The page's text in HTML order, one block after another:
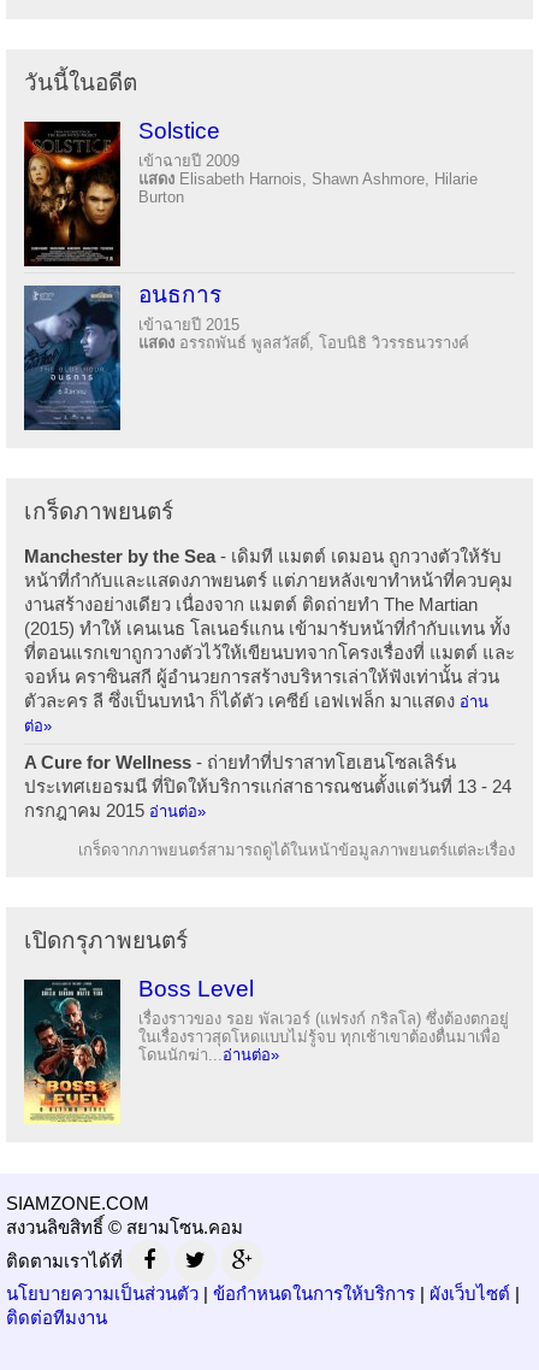
วันนี้ในอดีต
Solstice
เข้าฉายปี 2009
แสดง Elisabeth Harnois, Shawn Ashmore, Hilarie
Burton
อนธการ
เข้าฉายปี 2015
แสดง อรรถพันธ์ พูลสวัสดิ์, โอบนิธิ วิวรรธนวรางค์
เกร็ดภาพยนตร์
Manchester by the Sea- เดิมที แมตต์ เดมอน ถูกวางตัวให้รับ
หน้าที่กำกับและแสดงภาพยนตร์ แต่ภายหลังเขาทำหน้าที่ควบคุม
งานสร้างอย่างเดียว เนื่องจาก แมตต์ ติดถ่ายทำ The Martian
(2015) ทำให้ เคนเนธ โลเนอร์แกน เข้ามารับหน้าที่กำกับแทน ทั้ง
ที่ตอนแรกเขาถูกวางตัวไว้ให้เขียนบทจากโครงเรื่องที่ แมตต์ และ
จอห์น คราซินสกี ผู้อำนวยการสร้างบริหารเล่าให้ฟังเท่านั้น ส่วน
ตัวละคร ลี ซึ่งเป็นบทนำ ก็ได้ตัว เคซีย์ เอฟเฟล็ก มาแสดง อ่าน
ต่อ»
A Cure for Wellness - ถ่ายทำที่ปราสาทโฮเฮนโซลเลิร์น
ประเทศเยอรมนี ที่ปิดให้บริการแก่สาธารณชนตั้งแต่วันที่ 13 - 24
กรกฎาคม 2015 อ่านต่อ»
เกร็ดจากภาพยนตร์สามารถดูได้ในหน้าข้อมูลภาพยนตร์แต่ละเรื่อง
เปิดกรุภาพยนตร์
Boss Level
เรื่องราวของ รอย พัลเวอร์ (แฟรงก์ กริลโล) ซึ่งต้องตกอยู่
ในเรื่องราวสุดโหดแบบไม่รู้จบ ทุกเช้าเขาต้องตื่นมาเพื่อ
โดนนักฆ่า... อ่านต่อ»
SIAMZONE.COM
สงวนลิขสิทธิ์ © สยามโซน.คอม
ติดตามเราได้ที่
นโยบายความเป็นส่วนตัว | ข้อกำหนดในการให้บริการ | ผังเว็บไซต์ |
ติดต่อทีมงาน